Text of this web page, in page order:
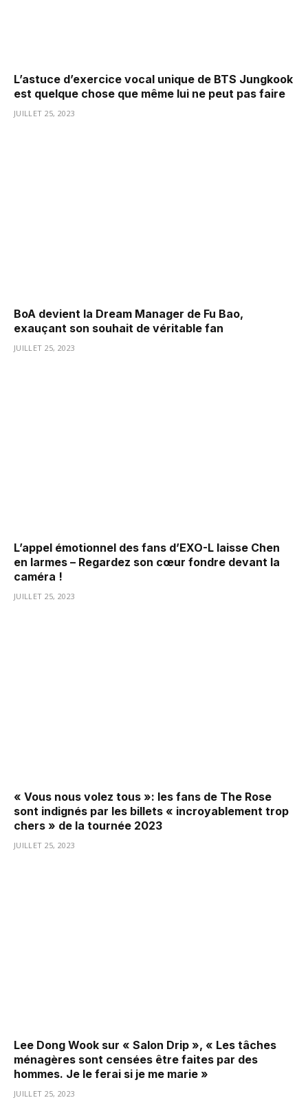
L’astuce d’exercice vocal unique de BTS Jungkook
est quelque chose que même lui ne peut pas faire
JUILLET 25, 2023
BoA devient la Dream Manager de Fu Bao,
exauçant son souhait de véritable fan
JUILLET 25, 2023
L’appel émotionnel des fans d’EXO-L laisse Chen
en larmes – Regardez son cœur fondre devant la
caméra !
JUILLET 25, 2023
« Vous nous volez tous »: les fans de The Rose
sont indignés par les billets « incroyablement trop
chers » de la tournée 2023
JUILLET 25, 2023
Lee Dong Wook sur « Salon Drip », « Les tâches
ménagères sont censées être faites par des
hommes. Je le ferai si je me marie »
JUILLET 25, 2023